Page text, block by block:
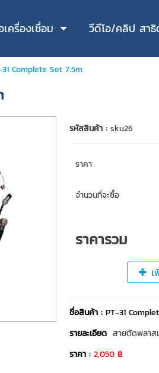
ครื่องเชื่อม วีดีโอ/คลิป สาธิ
Complete Set 7.5m
รหัสสินค้า : sku26
ราคา
จำนวนที่จะซื้อ
ราคารวม
ชื่อสินค้า :PT-31
รายละเอียด สายตัดพลาส
ราคา : 2,050 ฿